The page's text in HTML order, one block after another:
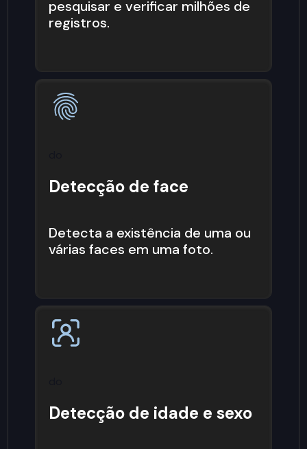
pesquisar e verificar milhões de
registros.
Detecção de face
Detecta a existência de uma ou
várias faces em uma foto.
Detecção de idade e sexo